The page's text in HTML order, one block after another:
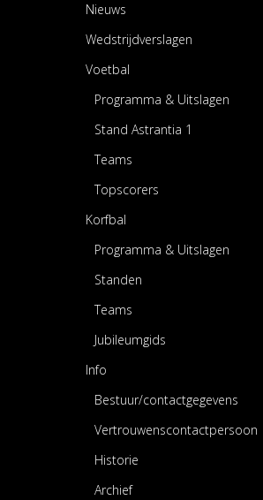
Nieuws
Wedstrijdverslagen
Voetbal
Programma & Uitslagen
Stand Astrantia 1
Teams
Topscorers
Korfbal
Programma & Uitslagen
Standen
Teams
Jubileumgids
Info
Bestuur/contactgegevens
Vertrouwenscontactpersoon
Historie
Archief